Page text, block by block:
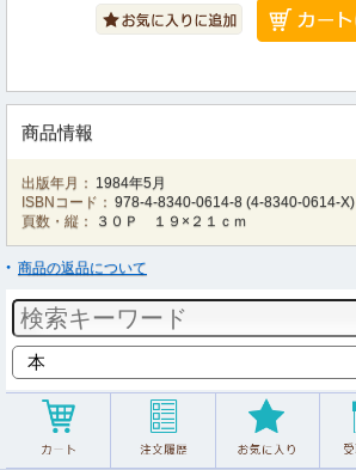
商品情報
出版年月： 1984年5月
ISBNコード： 978-4-8340-0614-8 (4-8340-0614-X)
頁数・縦：
３０Ｐ １９×２１ｃｍ
商品の返品について